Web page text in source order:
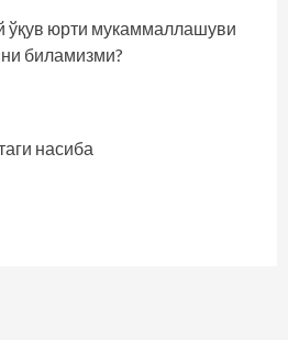
ўқув юрти мукаммаллашуви
биламизми?
насиба